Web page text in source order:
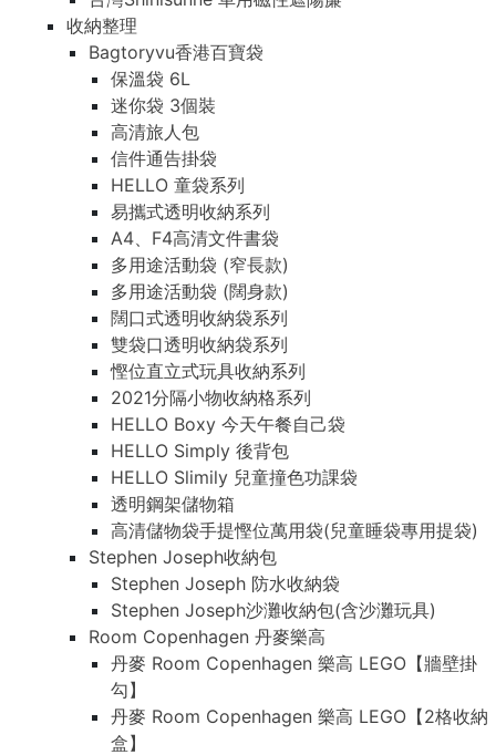
收納整理
Bagtoryvu香港百寶袋
保溫袋 6L
迷你袋 3個裝
高清旅人包
信件通告掛袋
HELLO 童袋系列
易攜式透明收納系列
A4、F4高清文件書袋
多用途活動袋 (窄長款)
多用途活動袋 (闊身款)
闊口式透明收納袋系列
雙袋口透明收納袋系列
慳位直立式玩具收納系列
2021分隔小物收納格系列
HELLO Boxy 今天午餐自己袋
HELLO Simply 後背包
HELLO Slimily 兒童撞色功課袋
透明鋼架儲物箱
高清儲物袋手提慳位萬用袋(兒童睡袋專用提袋)
Stephen Joseph收納包
Stephen Joseph 防水收納袋
Stephen Joseph沙灘收納包(含沙灘玩具)
Room Copenhagen 丹麥樂高
丹麥 Room Copenhagen 樂高 LEGO【牆壁掛
勾】
丹麥 Room Copenhagen 樂高 LEGO【2格收納
盒】